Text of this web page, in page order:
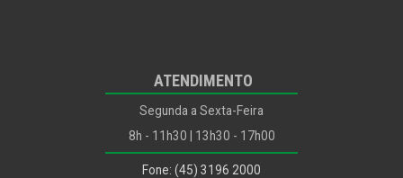
Políticas para Infância, Juventude, Mulher, Família e
Desenvolvimento Humano
Procuradoria Jurídica
ATENDIMENTO
Segunda a Sexta-Feira
8h - 11h30 | 13h30 - 17h00
Fone: (45) 3196 2000